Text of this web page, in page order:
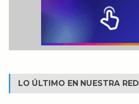
LO ÚLTIMO EN NUESTRA RED